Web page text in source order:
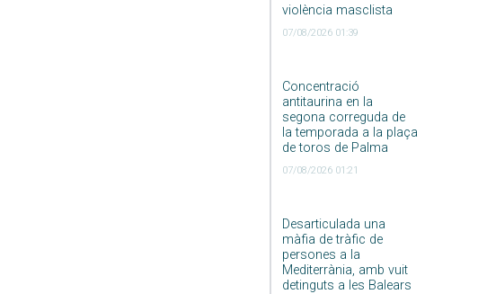
violència masclista
07/08/2026 01:39
Concentració
antitaurina en la
segona correguda de
la temporada a la plaça
de toros de Palma
07/08/2026 01:21
Desarticulada una
màfia de tràfic de
persones a la
Mediterrània, amb vuit
detinguts a les Balears